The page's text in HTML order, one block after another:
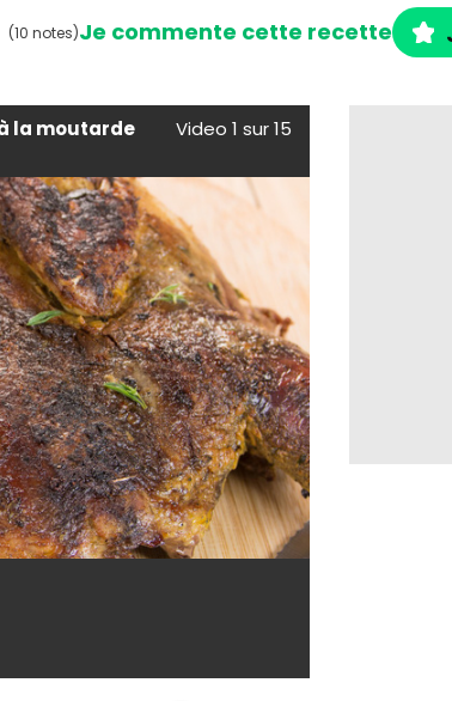
(10 notes)Je commente cette recette
la moutarde
Video 1 sur 15